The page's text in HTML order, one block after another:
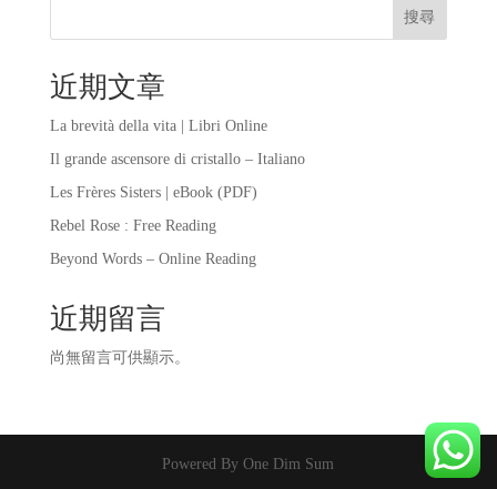
搜尋
近期文章
La brevità della vita | Libri Online
Il grande ascensore di cristallo – Italiano
Les Frères Sisters | eBook (PDF)
Rebel Rose : Free Reading
Beyond Words – Online Reading
近期留言
尚無留言可供顯示。
Powered By One Dim Sum